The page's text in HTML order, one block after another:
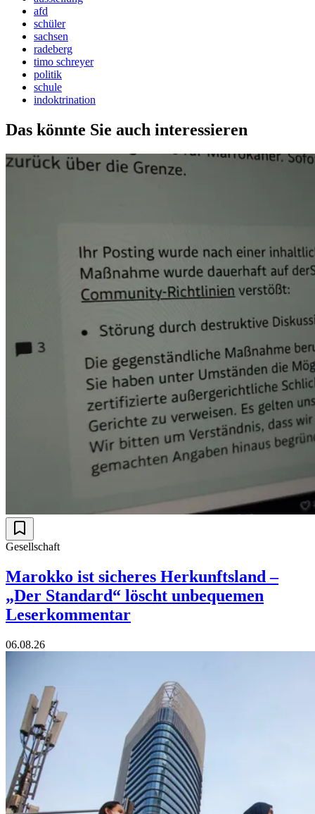
afd
schüler
sachsen
radeberg
timo schreyer
politik
schule
indoktrination
Das könnte Sie auch interessieren
Gesellschaft
Marokko ist sicheres Herkunftsland –
„Der Standard“ löscht unbequemen
Leserkommentar
06.08.26